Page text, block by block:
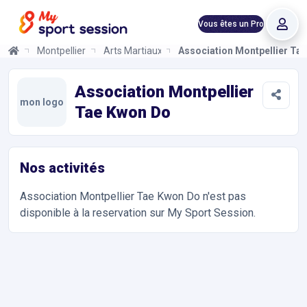
Vous êtes un Pro
Montpellier Arts Martiaux Association Montpellier Tae
mon logo
Association Montpellier
Tae Kwon Do
Nos activités
Association Montpellier Tae Kwon Do n'est pas
disponible à la reservation sur My Sport Session.